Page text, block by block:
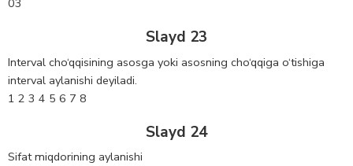
03
Slayd 23
Interval cho‘qqisining asosga yoki asosning cho‘qqiga o‘tishiga
interval aylanishi deyiladi.
1 2 3 4 5 6 7 8
Slayd 24
Sifat miqdorining aylanishi